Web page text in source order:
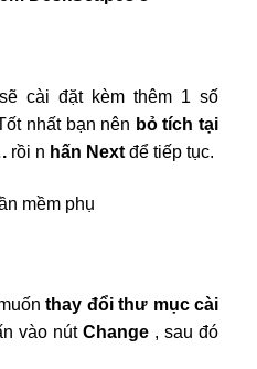
cài đặt kèm thêm 1 số
nhất bạn nên bỏ tích tại
rồi n hấn Next để tiếp tục.
thay đổi thư mục cài
vào nút Change , sau đó